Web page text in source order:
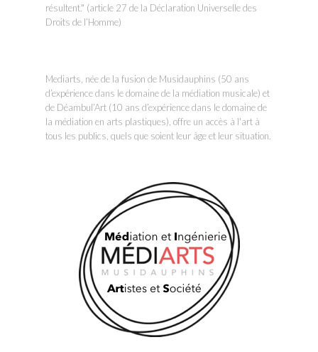
résultent." (article 27 de la Déclaration Universelle des
Droits de l’Homme)
Mediarts, née de la fusion de Musidauphins (50 ans
d’expérience dans le domaine de la médiation musicale) et
de Déambul’Art (10 ans d’expérience dans le domaine de
la médiation en arts plastiques), offre un accès à l'art à
tous les publics, quels que soient leur âge et leur situation.